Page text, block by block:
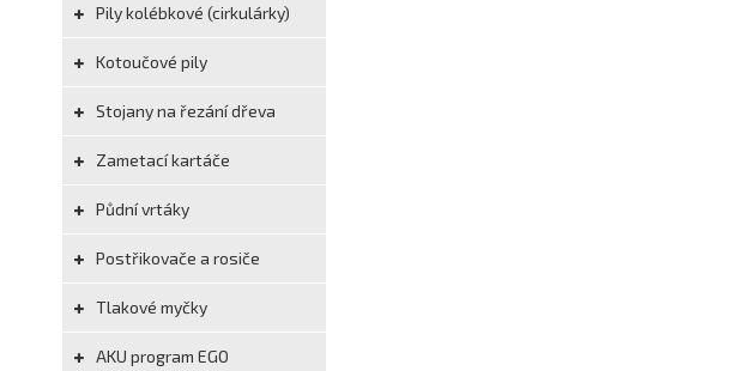
Pily kolébkové (cirkulárky)
Kotoučové pily
Stojany na řezání dřeva
Zametací kartáče
Půdní vrtáky
Postřikovače a rosiče
Tlakové myčky
AKU program EGO